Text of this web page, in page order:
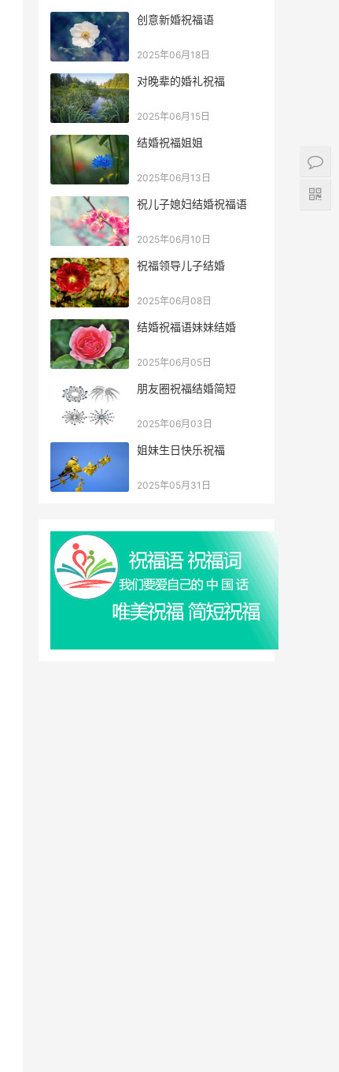
创意新婚祝福语
2025年06月18日
对晚辈的婚礼祝福
2025年06月15日
结婚祝福姐姐
2025年06月13日
祝儿子媳妇结婚祝福语
2025年06月10日
祝福领导儿子结婚
2025年06月08日
结婚祝福语妹妹结婚
2025年06月05日
朋友圈祝福结婚简短
2025年06月03日
姐妹生日快乐祝福
2025年05月31日